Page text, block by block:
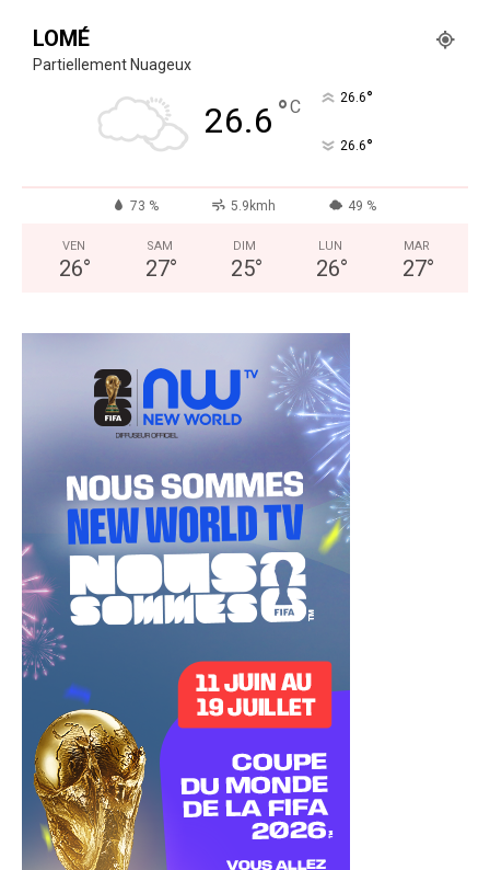
LOMÉ
Partiellement Nuageux
26.6 °C 26.6°
26.6°
73 % 5.9kmh 49 %
VEN
26°
SAM
27°
DIM
25°
LUN
26°
MAR
27°